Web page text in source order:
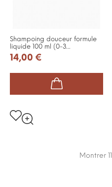
Shampoing douceur formule
liquide 100 ml (0-3...
14,00 €
Montrer 11